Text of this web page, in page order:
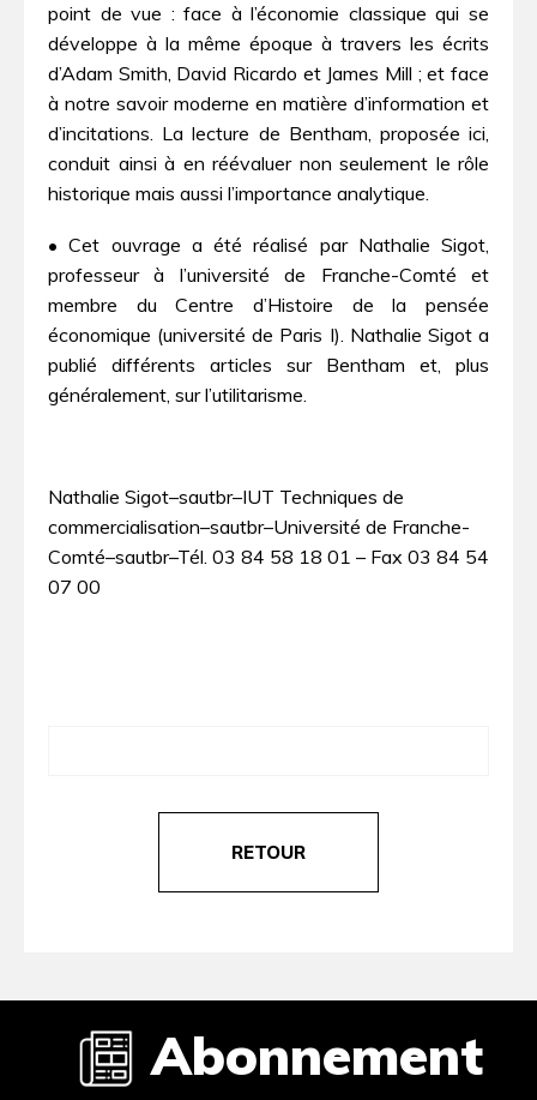
point de vue : face à l’économie classique qui se
développe à la même époque à travers les écrits
d’Adam Smith, David Ricardo et James Mill ; et face
à notre savoir moderne en matière d’information et
d’incitations. La lecture de Bentham, proposée ici,
conduit ainsi à en réévaluer non seulement le rôle
historique mais aussi l’importance analytique.
• Cet ouvrage a été réalisé par Nathalie Sigot,
professeur à l’université de Franche-Comté et
membre du Centre d’Histoire de la pensée
économique (université de Paris I). Nathalie Sigot a
publié différents articles sur Bentham et, plus
généralement, sur l’utilitarisme.
Nathalie Sigot–sautbr–IUT Techniques de
commercialisation–sautbr–Université de Franche-
Comté–sautbr–Tél. 03 84 58 18 01 – Fax 03 84 54
07 00
RETOUR
Abonnement